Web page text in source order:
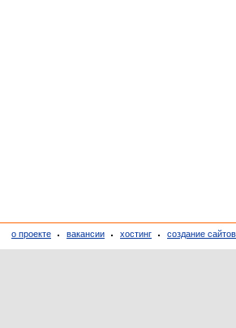
о проекте вакансии хостинг создание сайтов